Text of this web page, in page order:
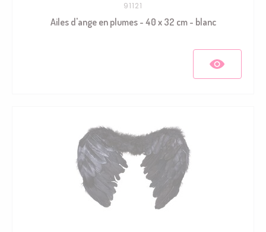
91121
Ailes d'ange en plumes - 40 x 32 cm - blanc